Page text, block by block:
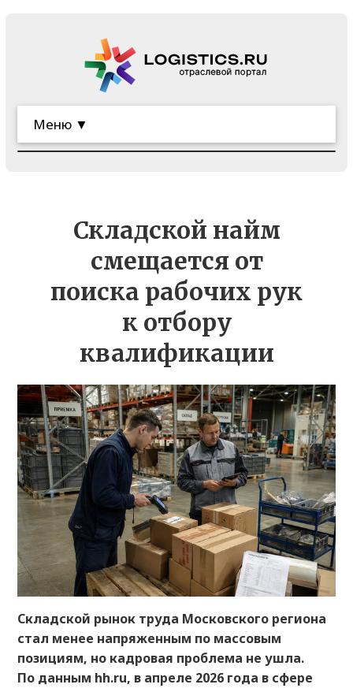
Меню ▼
Складской найм
смещается от
поиска рабочих рук
к отбору
квалификации
Складской рынок труда Московского региона
стал менее напряженным по массовым
позициям, но кадровая проблема не ушла.
По данным hh.ru, в апреле 2026 года в сфере